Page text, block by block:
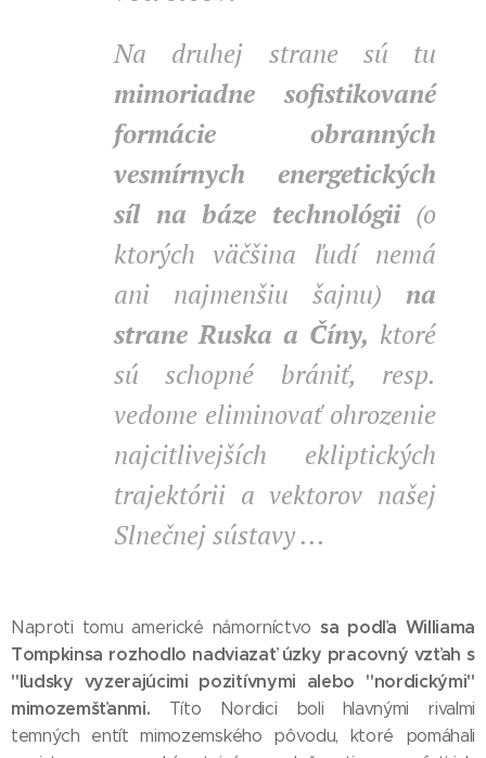
Na druhej strane sú tu
mimoriadne sofistikované
formácie obranných
vesmírnych energetických
síl na báze technológii(o
ktorých väčšina ľudí nemá
ani najmenšiu šajnu) na
strane Ruska a Číny, ktoré
sú schopné brániť, resp.
vedome eliminovať ohrozenie
najcitlivejších ekliptických
trajektórii a vektorov našej
Slnečnej sústavy ...
Naproti tomu americké námorníctvo sa podľa Williama
Tompkinsa rozhodlo nadviazať úzky pracovný vzťah s
"ľudsky vyzerajúcimi pozitívnymi alebo "nordickými"
mimozemšťanmi. Títo Nordici boli hlavnými rivalmi
temných entít mimozemského pôvodu, ktoré pomáhali